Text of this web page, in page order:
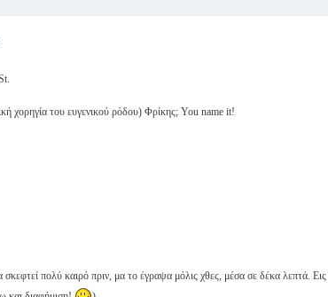
χορηγία του ευγενικού ρόδου) Φρίκης; You name it!
σκεφτεί πολύ καιρό πριν, μα το έγραψα μόλις χθες, μέσα σε δέκα λεπτά.